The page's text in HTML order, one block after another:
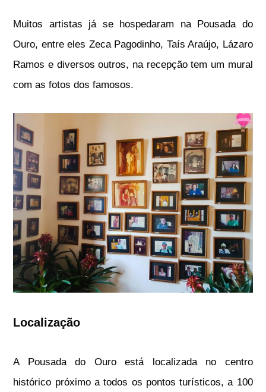
Muitos artistas já se hospedaram na Pousada do
Ouro, entre eles Zeca Pagodinho, Taís Araújo, Lázaro
Ramos e diversos outros, na recepção tem um mural
com as fotos dos famosos.
Localização
A Pousada do Ouro está localizada no centro
histórico próximo a todos os pontos turísticos, a 100